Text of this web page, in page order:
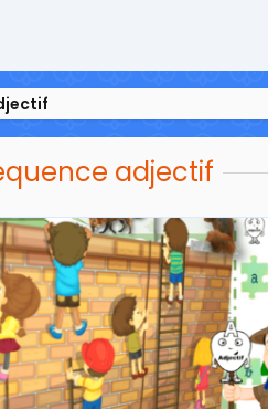
adjectif